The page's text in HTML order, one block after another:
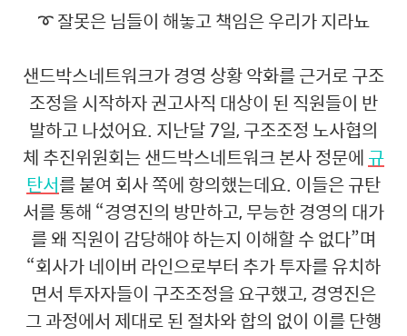
➰ 잘못은 님들이 해놓고 책임은 우리가 지라뇨
샌드박스네트워크가 경영 상황 악화를 근거로 구조
조정을 시작하자 권고사직 대상이 된 직원들이 반
발하고 나섰어요. 지난달 7일, 구조조정 노사협의
체 추진위원회는 샌드박스네트워크 본사 정문에규
탄서를 붙여 회사 쪽에 항의했는데요. 이들은 규탄
서를 통해 “경영진의 방만하고, 무능한 경영의 대가
를 왜 직원이 감당해야 하는지 이해할 수 없다”며
“회사가 네이버 라인으로부터 추가 투자를 유치하
면서 투자자들이 구조조정을 요구했고, 경영진은
그 과정에서 제대로 된 절차와 합의 없이 이를 단행